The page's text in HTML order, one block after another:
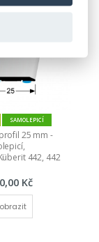
SAMOLEPICÍ
25 mm -
442, 442
Kč